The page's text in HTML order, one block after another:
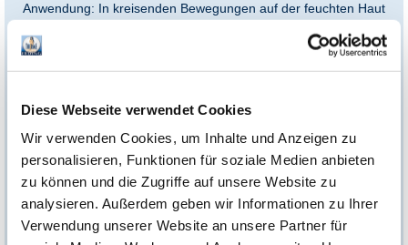
Diese Webseite verwendet Cookies
Wir verwenden Cookies, um Inhalte und Anzeigen zu
personalisieren, Funktionen für soziale Medien anbieten
zu können und die Zugriffe auf unsere Website zu
analysieren. Außerdem geben wir Informationen zu Ihrer
Verwendung unserer Website an unsere Partner für
Anwendung: In kreisenden Bewegungen auf der feuchten Haut
zu etwas ganz Besonderem. Perfekt für alle, die das
Urlaubsfeeling der größten Therme der Welt erleben möchten!
So wird die Box nicht nur zu einem echten Blickfang, sondern
auch zu einemfertig verpackten Geschenk, das direkt
Freude bereitet!
Das abgebildete Bild dient nur zur Veranschaulichung. Die